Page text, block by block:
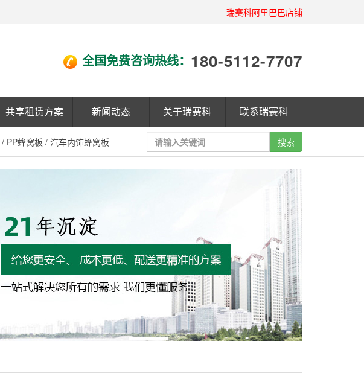
瑞赛科阿里巴巴店铺
全国免费咨询热线： 180-5112-7707
共享租赁方案 新闻动态 关于瑞赛科 联系瑞赛科
/ PP蜂窝板 / 汽车内饰蜂窝板